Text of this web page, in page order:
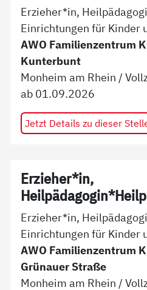
Erzieher*in,
Einrichtungen für Kinder
AWO Familienzentrum
Kunterbunt
Monheim am Rhein /
ab 01.09.2026
Jetzt Details zu dieser
Erzieher*in,
Erzieher*in,
Einrichtungen für Kinder
AWO Familienzentrum
Grünauer Straße
Monheim am Rhein /